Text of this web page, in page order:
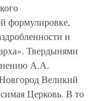
формулировке,
и
Твердынями
А.А.
Великий
Церковь. В то